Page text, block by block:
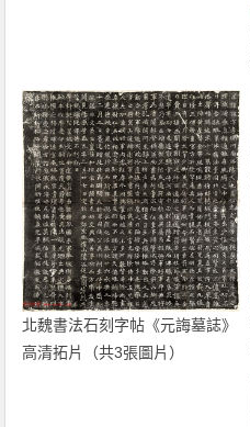
北魏書法石刻字帖《元誨墓誌》
高清拓片（共3張圖片）